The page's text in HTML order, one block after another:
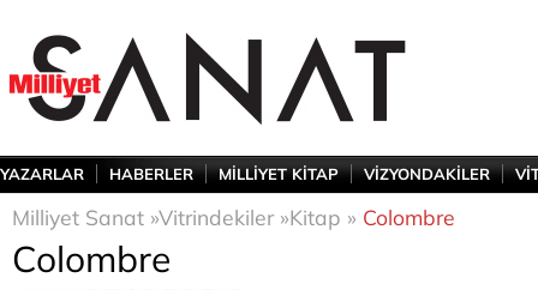
YAZARLAR HABERLER MİLLİYET KİTAP VİZYONDAKİLER
Milliyet Sanat »Vitrindekiler »Kitap » Colombre
Colombre